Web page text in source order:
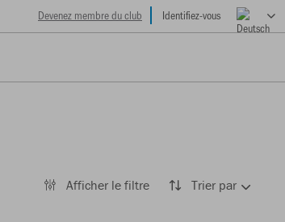
Devenez membre du club Identifiez-vous
Afficher le filtre Trier par